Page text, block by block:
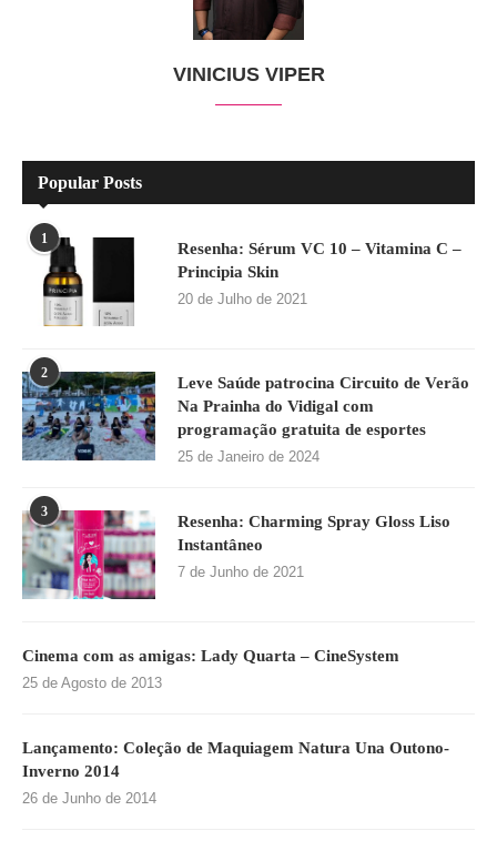
VINICIUS VIPER
Popular Posts
1
Resenha: Sérum VC 10 – Vitamina C –
Principia Skin
20 de Julho de 2021
2
Leve Saúde patrocina Circuito de Verão
Na Prainha do Vidigal com
programação gratuita de esportes
25 de Janeiro de 2024
3
Resenha: Charming Spray Gloss Liso
Instantâneo
7 de Junho de 2021
Cinema com as amigas: Lady Quarta – CineSystem
25 de Agosto de 2013
Lançamento: Coleção de Maquiagem Natura Una Outono-
Inverno 2014
26 de Junho de 2014